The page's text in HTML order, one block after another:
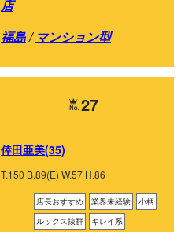
店
福島/ マンション型
27
倖田亜美(35)
T.150 B.89(E) W.57 H.86
店長おすすめ 業界未経験
小柄
ルックス抜群
キレイ系